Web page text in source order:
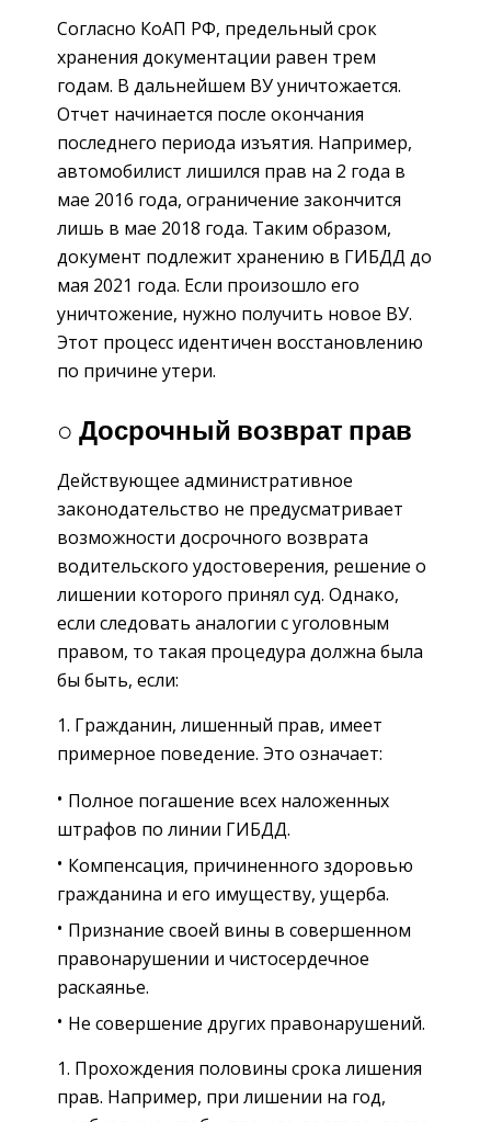
Согласно КоАП РФ, предельный срок
хранения документации равен трем
годам. В дальнейшем ВУ уничтожается.
Отчет начинается после окончания
последнего периода изъятия. Например,
автомобилист лишился прав на 2 года в
мае 2016 года, ограничение закончится
лишь в мае 2018 года. Таким образом,
документ подлежит хранению в ГИБДД до
мая 2021 года. Если произошло его
уничтожение, нужно получить новое ВУ.
Этот процесс идентичен восстановлению
по причине утери.
○ Досрочный возврат прав
Действующее административное
законодательство не предусматривает
возможности досрочного возврата
водительского удостоверения, решение о
лишении которого принял суд. Однако,
если следовать аналогии с уголовным
правом, то такая процедура должна была
бы быть, если:
Гражданин, лишенный прав, имеет
примерное поведение. Это означает:
Полное погашение всех наложенных
штрафов по линии ГИБДД.
Компенсация, причиненного здоровью
гражданина и его имуществу, ущерба.
Признание своей вины в совершенном
правонарушении и чистосердечное
раскаянье.
Не совершение других правонарушений.
Прохождения половины срока лишения
прав. Например, при лишении на год,